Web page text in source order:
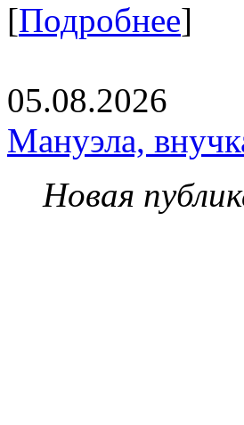
[Подробнее]
05.08.2026
Мануэла,
Новая